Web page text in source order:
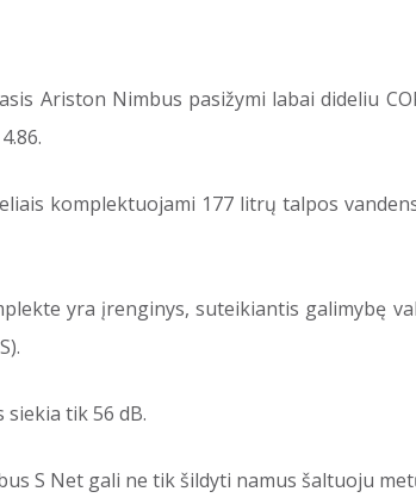
Ariston Nimbus pasižymi labai dideliu
komplektuojami 177 litrų talpos
yra įrenginys, suteikiantis galimybę
tik 56 dB.
S Net gali ne tik šildyti namus šaltuoju